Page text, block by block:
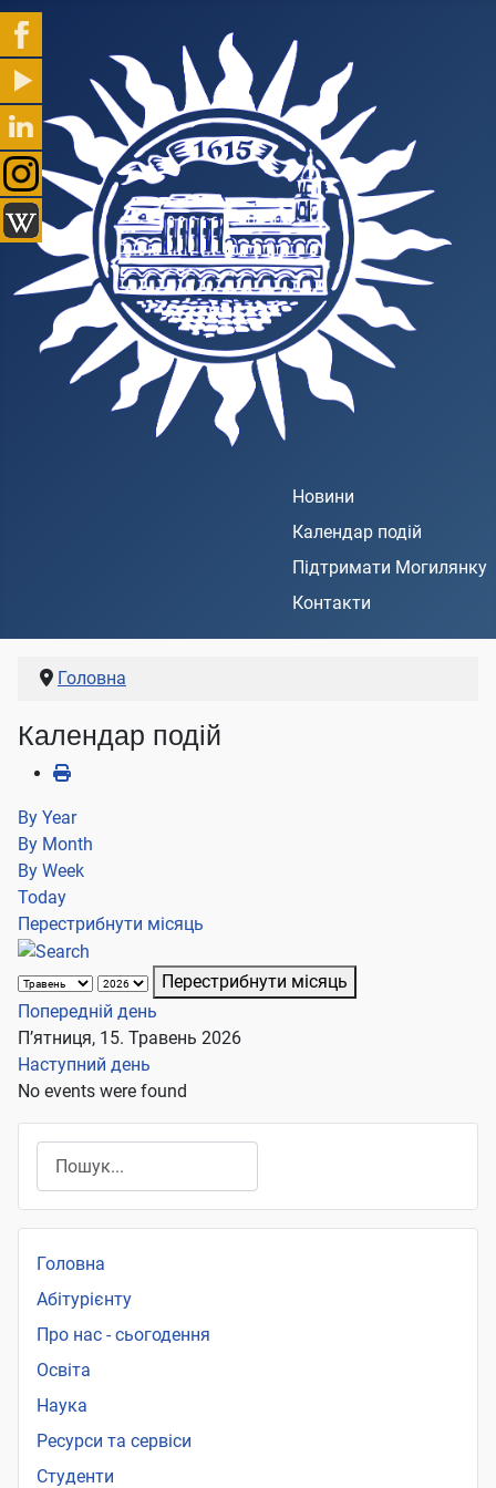
Новини
Календар подій
Підтримати Могилянку
Контакти
Головна
Календар подій
By Year
By Month
By Week
Today
Перестрибнути місяць
Перестрибнути місяць
Попередній день
П’ятниця, 15. Травень 2026
Наступний день
No events were found
Головна
Абітурієнту
Про нас - сьогодення
Освіта
Наука
Ресурси та сервіси
Студенти